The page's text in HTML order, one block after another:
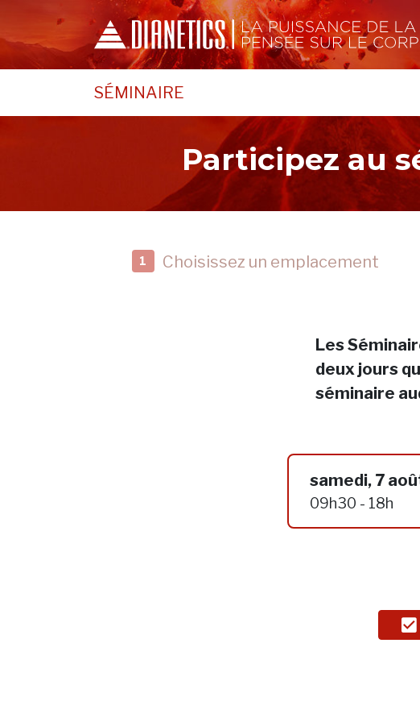
SÉMINAIRE
Participez au
1 Choisissez un emplacement
Les
deux jours
séminaire
samedi, 7
09h30 - 18h